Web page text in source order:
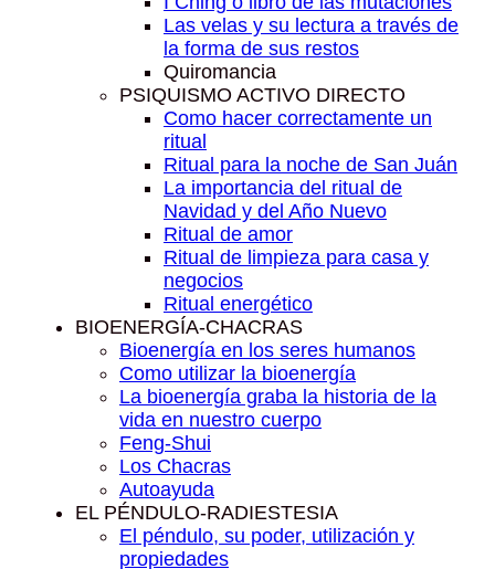
Las velas y su lectura a través de
la forma de sus restos
Quiromancia
PSIQUISMO ACTIVO DIRECTO
Como hacer correctamente un
ritual
Ritual para la noche de San Juán
La importancia del ritual de
Navidad y del Año Nuevo
Ritual de amor
Ritual de limpieza para casa y
negocios
Ritual energético
BIOENERGÍA-CHACRAS
Bioenergía en los seres humanos
Como utilizar la bioenergía
La bioenergía graba la historia de la
vida en nuestro cuerpo
Feng-Shui
Los Chacras
Autoayuda
EL PÉNDULO-RADIESTESIA
El péndulo, su poder, utilización y
propiedades